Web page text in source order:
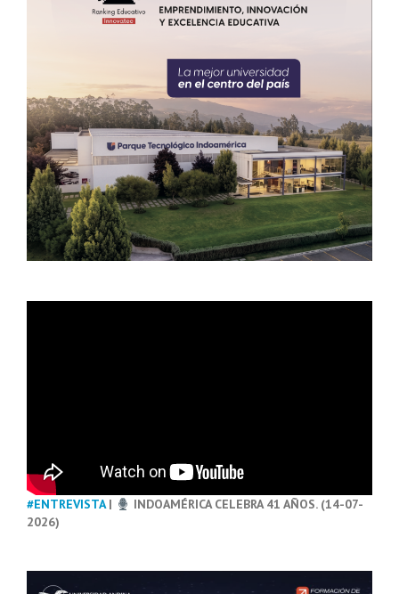
#ENTREVISTA|
INDOAMÉRICA CELEBRA 41 AÑOS. (14-07-
2026)